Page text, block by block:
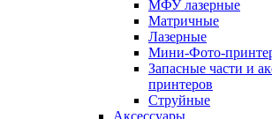
МФУ лазерные
Матричные
Лазерные
Мини-Фото-
Запасные части и
принтеров
Струйные
Аксессуары